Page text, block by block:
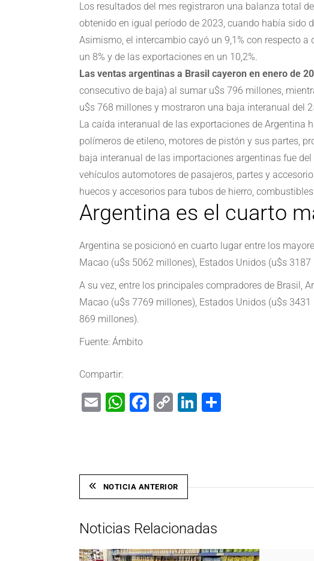
Los resultados del mes registraron una balanza total
obtenido en igual período de 2023, cuando había sido
Asimismo, el intercambio cayó un 9,1% con respecto
un 8% y de las exportaciones en un 10,2%.
Las ventas argentinas a Brasil cayeron en enero de
consecutivo de baja) al sumar u$s 796 millones,
u$s 768 millones y mostraron una baja interanual del
La caída interanual de las exportaciones de
polímeros de etileno, motores de pistón y sus partes,
baja interanual de las importaciones argentinas fue
vehículos automotores de pasajeros, partes y
huecos y accesorios para tubos de hierro,
Argentina es el cuarto
Argentina se posicionó en cuarto lugar entre los
Macao (u$s 5062 millones), Estados Unidos (u$s
A su vez, entre los principales compradores de Brasil,
Macao (u$s 7769 millones), Estados Unidos (u$s
869 millones).
Fuente: Ámbito
Compartir:
EmailWhatsApp
Facebook
CopyLinkedIn
NOTICIA ANTERIOR
Noticias Relacionadas